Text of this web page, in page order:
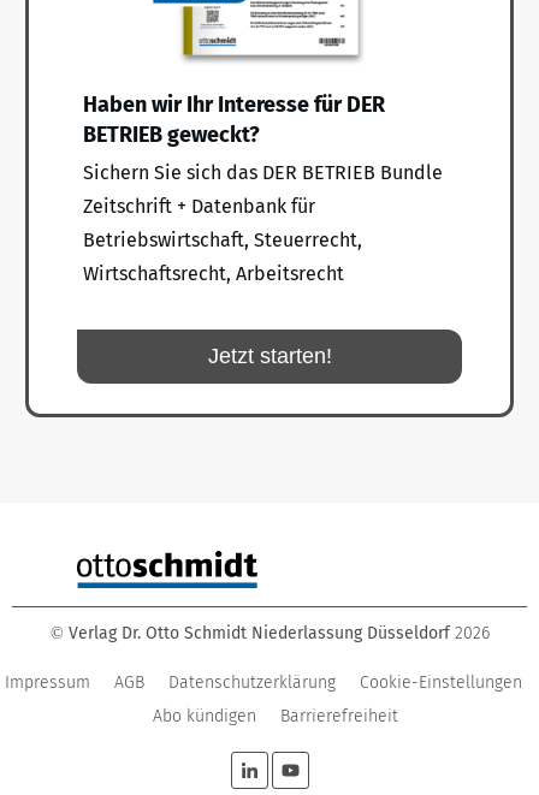
Haben wir Ihr Interesse für DER
BETRIEB geweckt?
Sichern Sie sich das DER BETRIEB Bundle
Zeitschrift + Datenbank für
Betriebswirtschaft, Steuerrecht,
Wirtschaftsrecht, Arbeitsrecht
Jetzt starten!
© Verlag Dr. Otto Schmidt Niederlassung Düsseldorf 2026
Impressum AGB Datenschutzerklärung
Cookie-Einstellungen
Abo kündigen
Barrierefreiheit